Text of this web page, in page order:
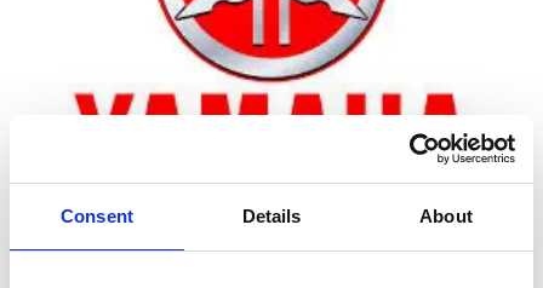
Consent Details About